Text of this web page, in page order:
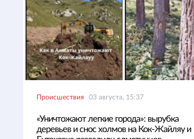
Происшествия 03 августа, 15:37
«Уничтожают легкие города»: вырубка
деревьев и снос холмов на Кок-Жайляу и